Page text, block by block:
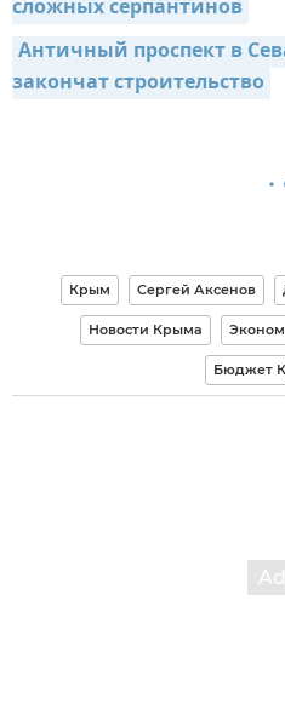
сложных серпантинов
Античный проспект в
закончат строительство
Крым Сергей Аксенов
Новости Крыма
Бюджет